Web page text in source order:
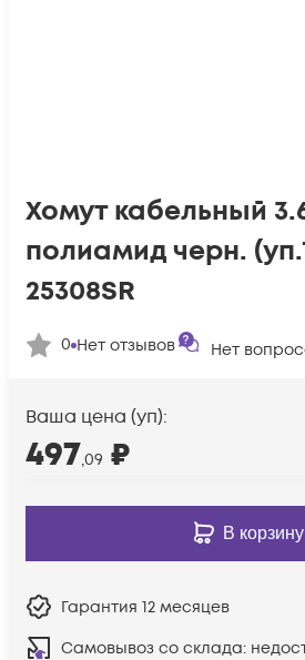
Хомут кабельный
полиамид черн.
25308SR
0 Нет отзывов Нет
Ваша цена (уп):
497,09 ₽
В корзину
Гарантия 12 месяцев
Самовывоз со склада: